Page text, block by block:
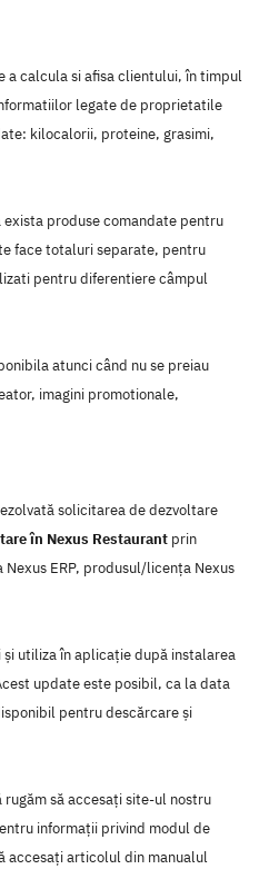
a calcula si afisa clientului, în timpul
legate de proprietatile
kilocalorii, proteine, grasimi,
produse comandate pentru
face totaluri separate, pentru
pentru diferentiere câmpul
atunci când nu se preiau
imagini promotionale,
solicitarea de dezvoltare
în Nexus Restaurant prin
ERP, produsul/licenţa Nexus
utiliza în aplicaţie după instalarea
update este posibil, ca la data
pentru descărcare şi
să accesaţi site-ul nostru
informaţii privind modul de
accesaţi articolul din manualul